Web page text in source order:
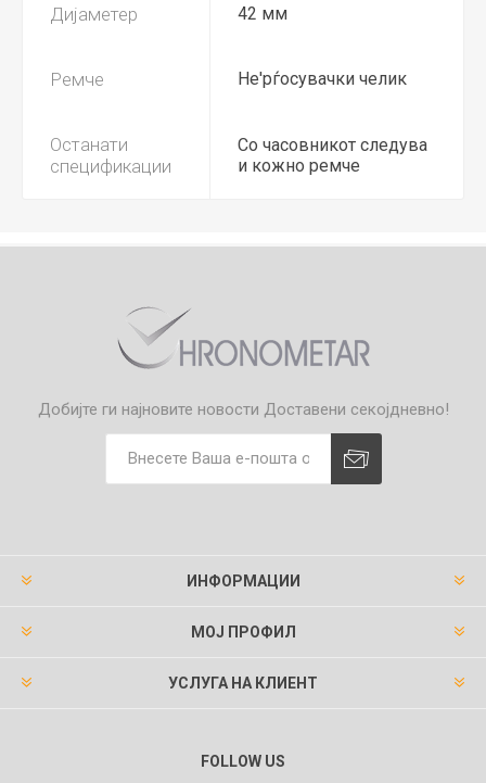
Дијаметер 42 мм
Ремче Не'рѓосувачки челик
Останати
спецификации
Со часовникот следува
и кожно ремче
Добијте ги најновите новости Доставени секојдневно!
ИНФОРМАЦИИ
МОЈ ПРОФИЛ
УСЛУГА НА КЛИЕНТ
FOLLOW US